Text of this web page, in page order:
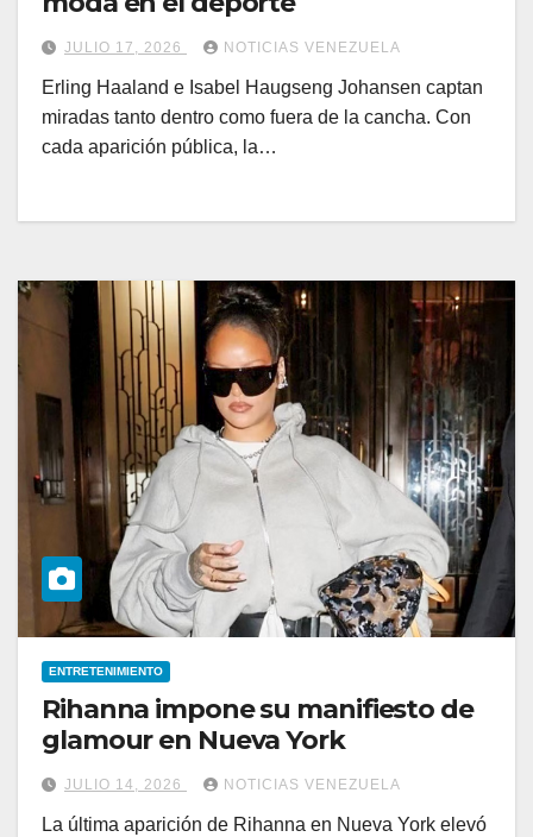
JULIO 17, 2026 NOTICIAS VENEZUELA
Erling Haaland e Isabel Haugseng Johansen captan
miradas tanto dentro como fuera de la cancha. Con
cada aparición pública, la…
ENTRETENIMIENTO
Rihanna impone su manifiesto de
glamour en Nueva York
JULIO 14, 2026 NOTICIAS VENEZUELA
La última aparición de Rihanna en Nueva York elevó